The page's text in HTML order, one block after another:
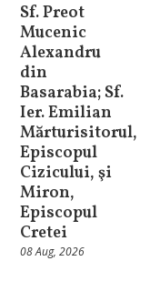
Sf. Preot
Mucenic
Alexandru
din
Basarabia; Sf.
Ier. Emilian
Mărturisitorul,
Episcopul
Cizicului, şi
Miron,
Episcopul
Cretei
08 Aug, 2026